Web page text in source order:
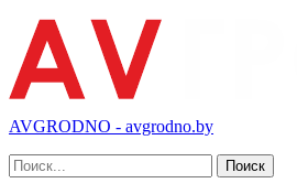
AVGRODNO - avgrodno.by